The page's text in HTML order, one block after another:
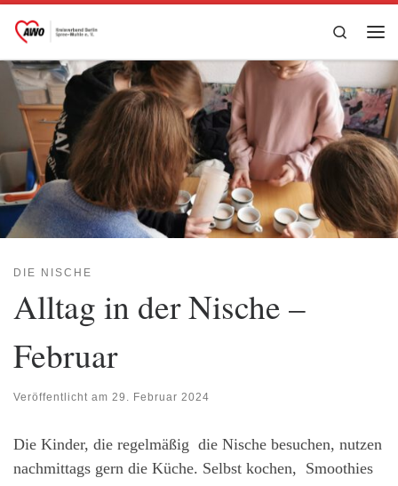
Zum Inhalt springen
Search
DIE NISCHE
Alltag in der Nische –
Februar
Veröffentlicht am 29. Februar 2024
Die Kinder, die regelmäßig die Nische besuchen, nutzen
nachmittags gern die Küche. Selbst kochen, Smoothies